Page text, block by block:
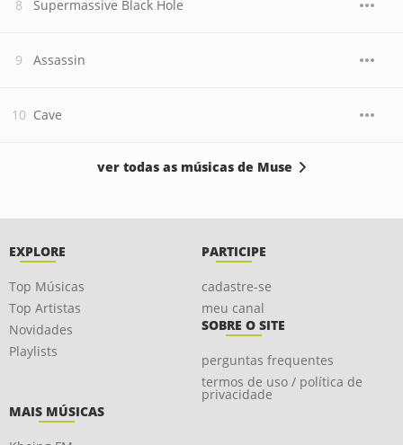
Supermassive Black Hole
Assassin
Cave
ver todas as músicas de Muse
EXPLORE
Top Músicas
Top Artistas
Novidades
Playlists
PARTICIPE
cadastre-se
meu canal
SOBRE O SITE
perguntas frequentes
termos de uso / política de
privacidade
MAIS MÚSICAS